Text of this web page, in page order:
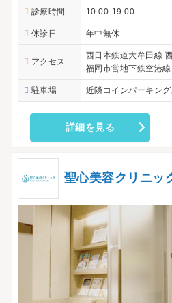
診療時間 10:00-19:00
休診日 年中無休
アクセス
西日本鉄道大牟田線
福岡市営地下鉄空港
駐車場 近隣コインパーキング
詳細を見る
聖心美容クリニッ